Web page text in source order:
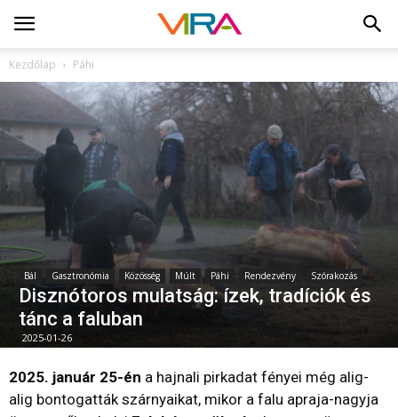
Kezdőlap Páhi
Bál Gasztronómia Közösség Múlt Páhi Rendezvény Szórakozás
Disznótoros mulatság: ízek, tradíciók és
tánc a faluban
2025-01-26
2025. január 25-én a hajnali pirkadat fényei még alig-
alig bontogatták szárnyaikat, mikor a falu apraja-nagyja